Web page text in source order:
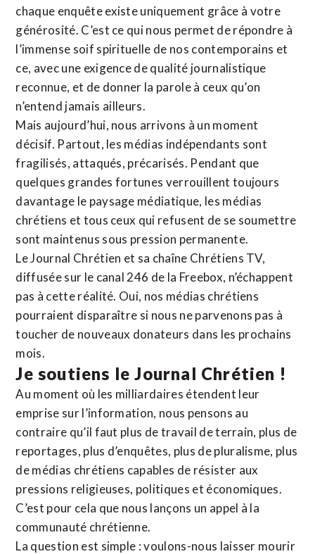
chaque enquête existe uniquement grâce à votre
générosité. C’est ce qui nous permet de répondre à
l’immense soif spirituelle de nos contemporains et
ce, avec une exigence de qualité journalistique
reconnue, et de donner la parole à ceux qu’on
n’entend jamais ailleurs.
Mais aujourd’hui, nous arrivons à un moment
décisif. Partout, les médias indépendants sont
fragilisés, attaqués, précarisés. Pendant que
quelques grandes fortunes verrouillent toujours
davantage le paysage médiatique, les médias
chrétiens et tous ceux qui refusent de se soumettre
sont maintenus sous pression permanente.
Le Journal Chrétien et sa chaîne Chrétiens TV,
diffusée sur le canal 246 de la Freebox, n’échappent
pas à cette réalité. Oui, nos médias chrétiens
pourraient disparaître si nous ne parvenons pas à
toucher de nouveaux donateurs dans les prochains
mois.
Je soutiens le Journal Chrétien !
Au moment où les milliardaires étendent leur
emprise sur l’information, nous pensons au
contraire qu’il faut plus de travail de terrain, plus de
reportages, plus d’enquêtes, plus de pluralisme, plus
de médias chrétiens capables de résister aux
pressions religieuses, politiques et économiques.
C’est pour cela que nous lançons un appel à la
communauté chrétienne.
La question est simple : voulons-nous laisser mourir